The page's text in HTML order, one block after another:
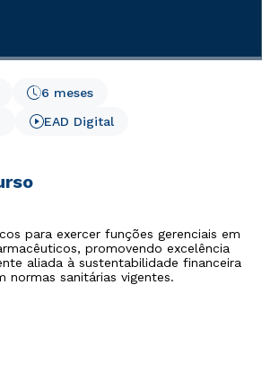
6 meses
EAD Digital
para exercer funções gerenciais em
promovendo excelência
aliada à sustentabilidade financeira
normas sanitárias vigentes.